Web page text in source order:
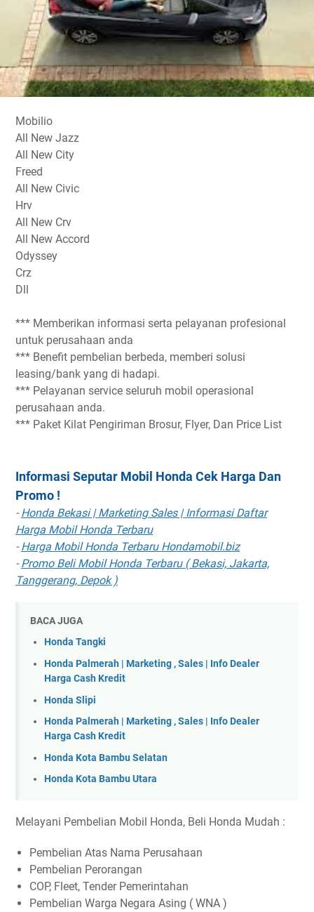
Mobilio
All New Jazz
All New City
Freed
All New Civic
Hrv
All New Crv
All New Accord
Odyssey
Crz
Dll
*** Memberikan informasi serta pelayanan profesional
untuk perusahaan anda
*** Benefit pembelian berbeda, memberi solusi
leasing/bank yang di hadapi.
*** Pelayanan service seluruh mobil operasional
perusahaan anda.
*** Paket Kilat Pengiriman Brosur, Flyer, Dan Price List
Informasi Seputar Mobil Honda Cek Harga Dan
Promo !
-Honda Bekasi | Marketing Sales | Informasi Daftar
Harga Mobil Honda Terbaru
-Harga Mobil Honda Terbaru Hondamobil.biz
-Promo Beli Mobil Honda Terbaru ( Bekasi, Jakarta,
Tanggerang, Depok )
BACA JUGA
Honda Tangki
Honda Palmerah | Marketing , Sales | Info Dealer
Harga Cash Kredit
Honda Slipi
Honda Palmerah | Marketing , Sales | Info Dealer
Harga Cash Kredit
Honda Kota Bambu Selatan
Honda Kota Bambu Utara
Melayani Pembelian Mobil Honda, Beli Honda Mudah :
Pembelian Atas Nama Perusahaan
Pembelian Perorangan
COP, Fleet, Tender Pemerintahan
Pembelian Warga Negara Asing ( WNA )